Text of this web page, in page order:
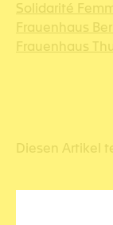
Solidarité
Frauenhaus
Frauenhaus
Diesen Artikel